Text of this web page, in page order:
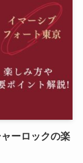
ーロックの楽